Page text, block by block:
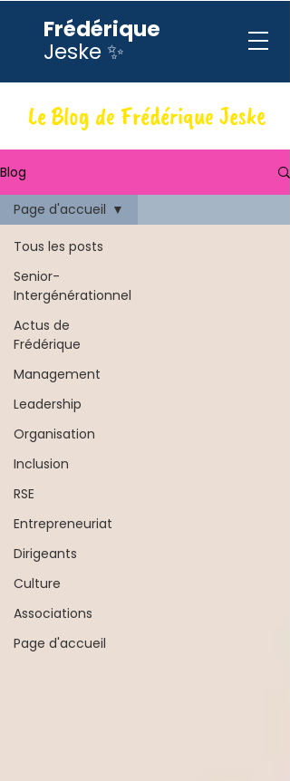
Frédérique
Jeske ✨
Le Blog de Frédérique Jeske
Blog
Tous les posts
Senior-
Intergénérationnel
Actus de
Frédérique
Management
Leadership
Organisation
Inclusion
RSE
Entrepreneuriat
Dirigeants
Culture
Associations
Page d'accueil
Page d'accueil